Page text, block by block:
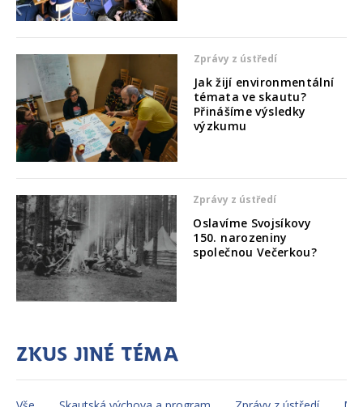
Zprávy z ústředí
Jak žijí environmentální
témata ve skautu?
Přinášíme výsledky
výzkumu
Zprávy z ústředí
Oslavíme Svojsíkovy
150. narozeniny
společnou Večerkou?
Zkus jiné téma